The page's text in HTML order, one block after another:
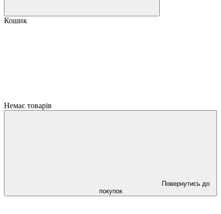
Кошик
Немає товарів
Повернутись до
покупок